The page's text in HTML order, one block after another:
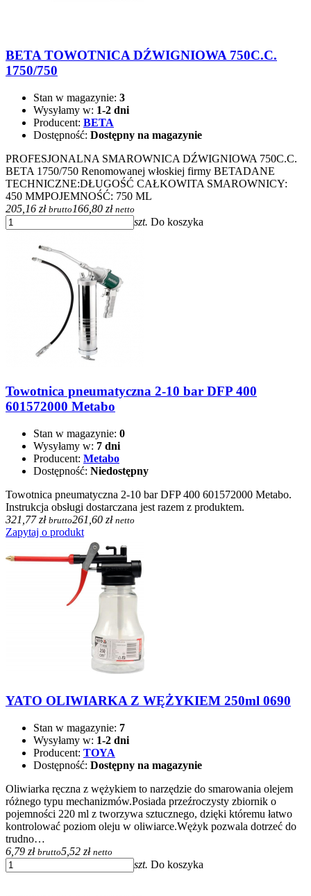
BETA TOWOTNICA DŹWIGNIOWA 750C.C.
1750/750
Stan w magazynie: 3
Wysyłamy w: 1-2 dni
Producent: BETA
Dostępność: Dostępny na magazynie
PROFESJONALNA SMAROWNICA DŹWIGNIOWA 750C.C.
BETA 1750/750 Renomowanej włoskiej firmy BETADANE
TECHNICZNE:DŁUGOŚĆ CAŁKOWITA SMAROWNICY:
450 MMPOJEMNOŚĆ: 750 ML
205,16 zł brutto 166,80 zł netto
szt. Do koszyka
Towotnica pneumatyczna 2-10 bar DFP 400
601572000 Metabo
Stan w magazynie: 0
Wysyłamy w: 7 dni
Producent: Metabo
Dostępność: Niedostępny
Towotnica pneumatyczna 2-10 bar DFP 400 601572000 Metabo.
Instrukcja obsługi dostarczana jest razem z produktem.
321,77 zł brutto261,60 zł netto
Zapytaj o produkt
YATO OLIWIARKA Z WĘŻYKIEM 250ml 0690
Stan w magazynie: 7
Wysyłamy w: 1-2 dni
Producent: TOYA
Dostępność: Dostępny na magazynie
Oliwiarka ręczna z wężykiem to narzędzie do smarowania olejem
różnego typu mechanizmów.Posiada przeźroczysty zbiornik o
pojemności 220 ml z tworzywa sztucznego, dzięki któremu łatwo
kontrolować poziom oleju w oliwiarce.Wężyk pozwala dotrzeć do
trudno…
6,79 zł brutto5,52 zł netto
szt. Do koszyka